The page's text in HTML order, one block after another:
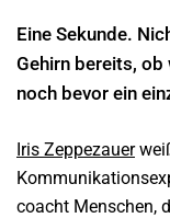
Eine Sekunde.
Gehirn bereits,
noch bevor ein
Iris Zeppezauer
coacht Menschen,